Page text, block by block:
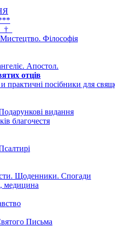
Філософія
Апостол.
отців
практичні посібники для
видання
благочестя
Щоденники. Спогади
медицина
Письма